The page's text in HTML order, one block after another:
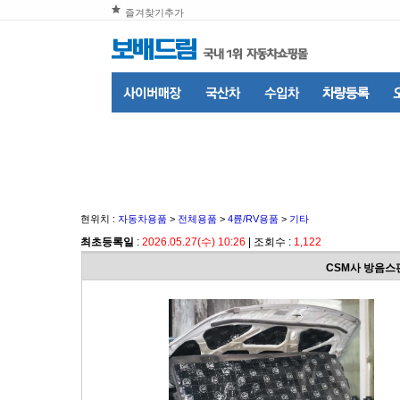
즐겨찾기추가
현위치 :자동차용품 > 전체용품 >4륜/RV용품 > 기타
최초등록일 :2026.05.27(수) 10:26 | 조회수 : 1,122
CSM사 방음스